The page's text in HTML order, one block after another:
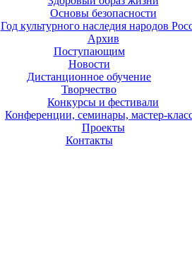
Основы безопасности
Год культурного наследия народов
Архив
Поступающим
Новости
Дистанционное обучение
Творчество
Конкурсы и фестивали
Конференции, семинары, мастер-
Проекты
Контакты